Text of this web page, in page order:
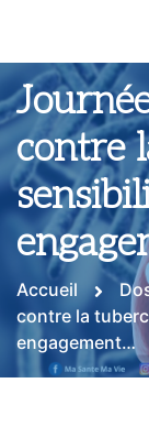
contre
Accueil
contre la
engagement…